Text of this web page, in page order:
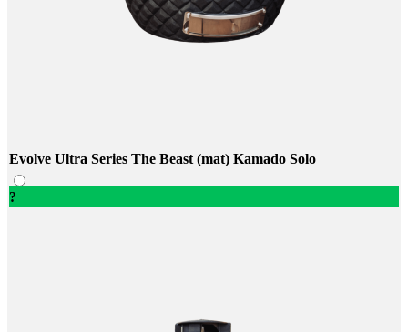
Evolve Ultra Series The Beast (mat) Kamado Solo
?